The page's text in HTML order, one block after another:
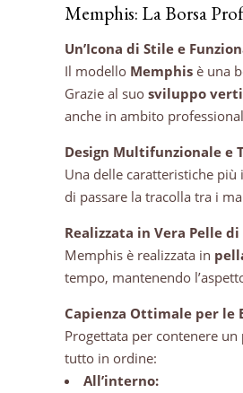
Memphis: La Borsa
Un’Icona di Stile e
Il modello Memphis è una
Grazie al suo sviluppo
anche in ambito
Design Multifunzionale e
Una delle caratteristiche
di passare la tracolla tra i
Realizzata in Vera Pelle
Memphis è realizzata in
tempo, mantenendo
Capienza Ottimale per le
Progettata per contenere un
tutto in ordine:
All’interno: